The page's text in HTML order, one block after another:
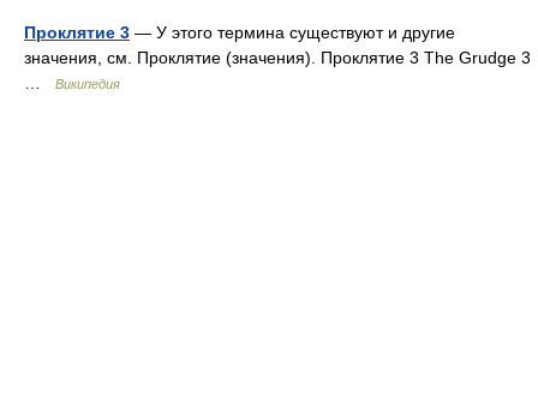
Проклятие 3 — У этого термина существуют и другие
значения, см. Проклятие (значения). Проклятие 3 The Grudge 3
Википедия